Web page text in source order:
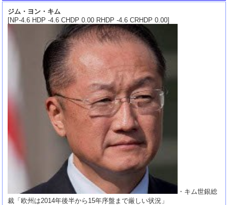
ジム・ヨン・キム
[NP-4.6 HDP -4.6 CHDP 0.00 RHDP -4.6 CRHDP 0.00]
・キム世銀総
裁「欧州は2014年後半から15年序盤まで厳しい状況」